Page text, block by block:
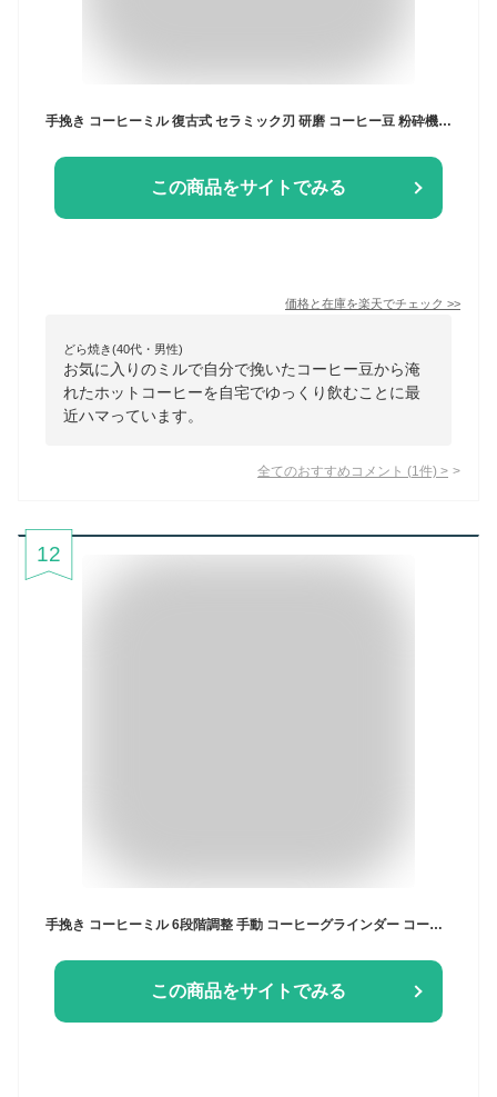
手挽き コーヒーミル 復古式 セラミック刃 研磨 コーヒー豆 粉砕機 ステンレス 手動 家庭用 古典 木製 贈り物 (観覧車式) 置き物 初心者 新生活応援
この商品をサイトでみる
価格と在庫を楽天でチェック >>
どら焼き(40代・男性)
お気に入りのミルで自分で挽いたコーヒー豆から淹
れたホットコーヒーを自宅でゆっくり飲むことに最
近ハマっています。
全てのおすすめコメント (1 件) >
12
手挽き コーヒーミル 6段階調整 手動 コーヒーグラインダー コーヒー豆 コンパクト スタイリッシュ ステンレス アウトドア キャンプ 一人用 2人用 コーヒータイム 電源不要 粗挽き エスプレッソ ドイツ LFGB アメリカFDA 認証済 宅急便送料無料
この商品をサイトでみる